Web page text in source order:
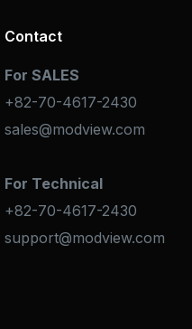
Contact
For SALES
+82-70-4617-2430
sales@modview.com
For Technical
+82-70-4617-2430
support@modview.com